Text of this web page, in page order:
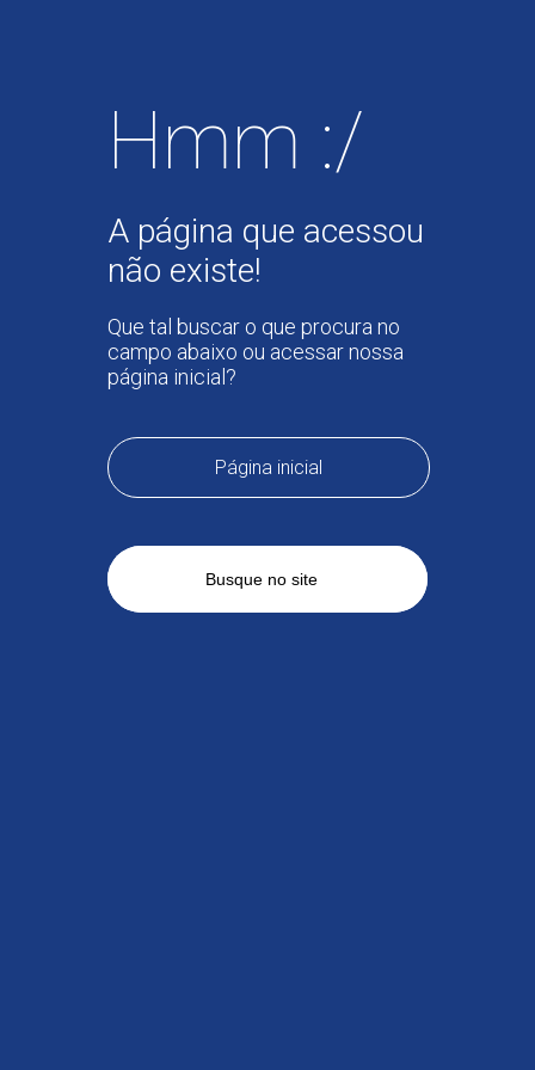
Hmm :/
A página que acessou
não existe!
Que tal buscar o que procura no
campo abaixo ou acessar nossa
página inicial?
Página inicial